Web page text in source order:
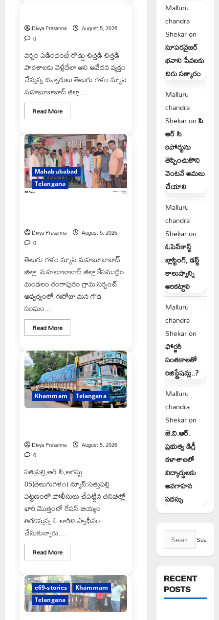
లక్ష్మణ్
బాబు
Divya Prasanna
August 5, 2026
0
వర్షం పడిందంటే రోడ్డు చిత్తడి చిత్తడి
పాఠశాలకు వెళ్లేదేలా అని ఆవేదన వ్యక్తం
చేస్తున్న చిన్నారులు తెలుగు గళం న్యూస్
మహబూబాబాద్ జిల్లా....
Read MoreRead
more
పేరుకే
మున్సిపాలిటీ
Mahabubabad
Telangana
Divya Prasanna
August 5, 2026
0
తెలుగు గళం న్యూస్ మహబూబాబాద్
జిల్లా. మహబూబాబాద్ జిల్లా కేసముద్రం
మండలం రంగాపురం గ్రామ సర్పంచ్
ఆధ్వర్యంలో ఈరోజు మన గౌడ
సంఘం...
Read MoreRead
more
రంగాపురం
గ్రామ
గౌడ
సంఘం
అధ్యక్షునిగ
గిరిగాని
వీరభద్రం
గౌడ్
Khammam Telangana
Divya Prasanna
August 5, 2026
0
సత్తుపల్లి,ఆర్ సి,ఆగస్టు
05(తెలుగుగళం) న్యూస్:సత్తుపల్లి
పట్టణంలో పోలీసులు చేపట్టిన తనిఖీల్లో
భారీ మొత్తంలో రేషన్ బియ్యం
తరలిస్తున్న ఓ లారీని స్వాధీనం
చేసుకున్నారు....
Read MoreRead
more
రేషన్
బియ్యం
అక్రమ
రవాణా
భగ్నం..
లారీ
స్వాధీనం”
e69-stories
Khammam
Telangana
Malluru
chandra
Shekaron
సూపరవైజర్
భవాని సేవలకు
చిరు సత్కారం
Malluru
chandra
Shekaronపి
ఆర్ సి
రిపోర్టును
తెప్పించుకొని
వెంటనే అమలు
చేయాలి
Malluru
chandra
Shekaron
ఓపెన్‌కాస్ట్
బ్లాస్టింగ్, డస్ట్
కాలుష్యాన్ని
అరికట్టాలి
Malluru
chandra
Shekaron
ఫోర్జరీ
సంతకాలతో
రిజిస్ట్రేషన్లు..?
Malluru
chandra
Shekaron
జె.వి.ఆర్.
ప్రభుత్వ డిగ్రీ
కళాశాలలో
విద్యార్థులకు
అవగాహన
సదస్సు
Search
for:
RECENT
POSTS